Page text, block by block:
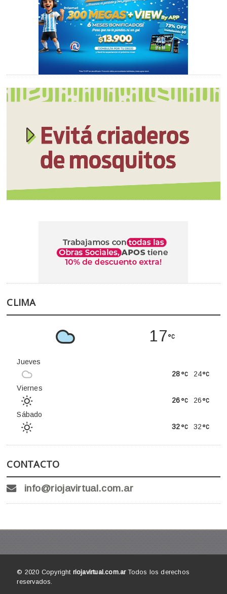
CLIMA
17
Jueves
24
28
Viernes
26
26
Sábado
32
32
CONTACTO
info@riojavirtual.com.ar
© 2020 Copyright riojavirtual.com.arTodos los derechos
reservados.